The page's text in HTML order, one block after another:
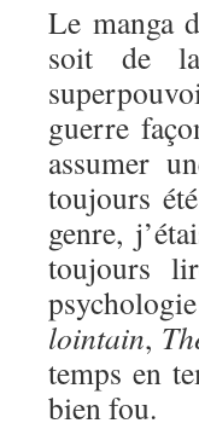
Le manga
soit de
guerre
assumer
toujours
genre,
toujours
lointain,
temps en
bien fou.